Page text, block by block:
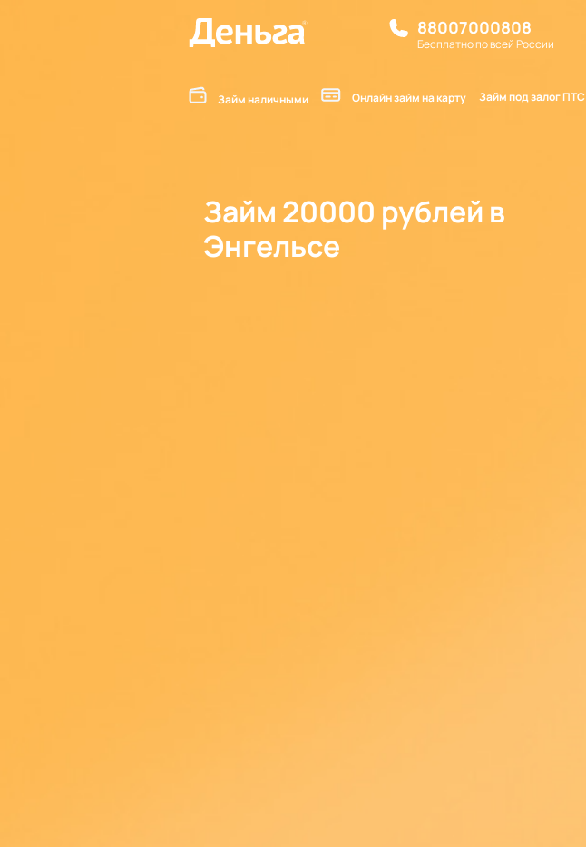
88007000808
Бесплатно по всей России
Займ наличными Онлайн займ на карту Займ под залог ПТС
Займ 20000 рублей в
Энгельсе